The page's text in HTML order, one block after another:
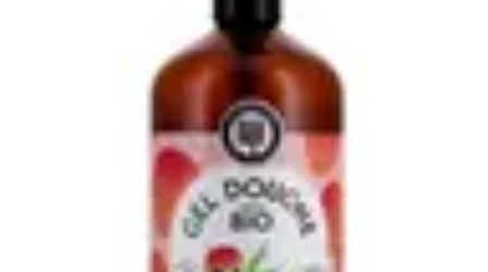
Découvertes
Dégustationdécouverte